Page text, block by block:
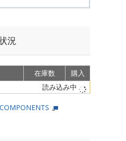
況
在庫数
購入
読み込み中